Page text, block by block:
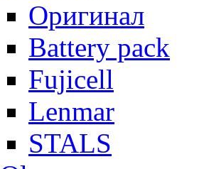
Оригинал
Battery pack
Fujicell
Lenmar
STALS